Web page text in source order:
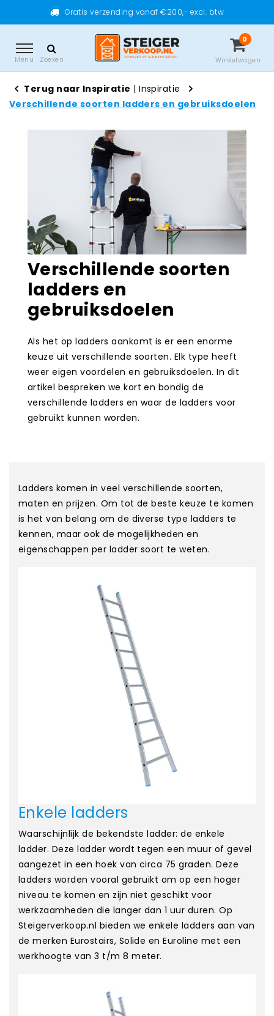
Gratis verzending vanaf €200,- excl. btw
Menu Zoeken
0
Winkelwagen
Terug naar Inspiratie |Inspiratie
Verschillende soorten ladders en gebruiksdoelen
Verschillende soorten
ladders en
gebruiksdoelen
Als het op ladders aankomt is er een enorme
keuze uit verschillende soorten. Elk type heeft
weer eigen voordelen en gebruiksdoelen. In dit
artikel bespreken we kort en bondig de
verschillende ladders en waar de ladders voor
gebruikt kunnen worden.
Ladders komen in veel verschillende soorten,
maten en prijzen. Om tot de beste keuze te komen
is het van belang om de diverse type ladders te
kennen, maar ook de mogelijkheden en
eigenschappen per ladder soort te weten.
Enkele ladders
Waarschijnlijk de bekendste ladder: de enkele
ladder. Deze ladder wordt tegen een muur of gevel
aangezet in een hoek van circa 75 graden. Deze
ladders worden vooral gebruikt om op een hoger
niveau te komen en zijn niet geschikt voor
werkzaamheden die langer dan 1 uur duren. Op
Steigerverkoop.nl bieden we enkele ladders aan van
de merken Eurostairs, Solide en Euroline met een
werkhoogte van 3 t/m 8 meter.